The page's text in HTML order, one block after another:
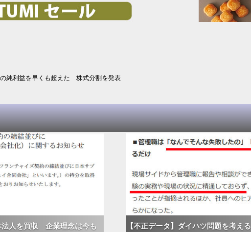
純利益を早くも超えた 株式分割を発表
法人を買収 企業理念は今も
【不正データ】ダイハツ問題を考える